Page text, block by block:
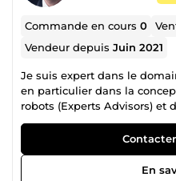
Commande en cours0
Vendeur depuisJuin 2021
Je suis expert dans le
en particulier dans la conception /
robots (Experts Advisors) et
partager mes
débutants comme à des
en place des stratégies de
En